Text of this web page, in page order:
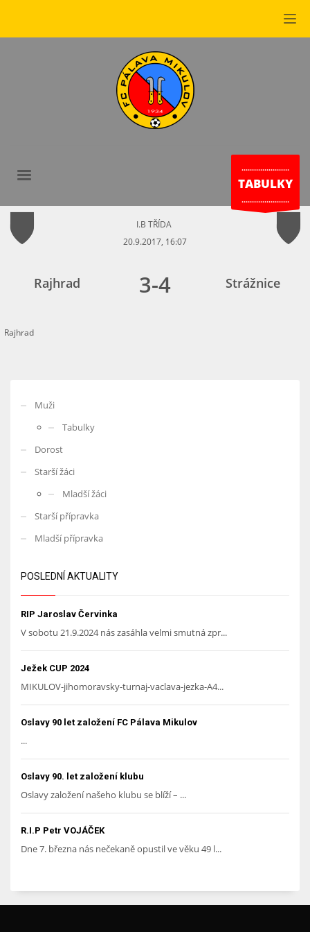
.......................
TABULKY
.......................
I.B TŘÍDA
20.9.2017, 16:07
Rajhrad 3-4 Strážnice
Rajhrad
Muži
Tabulky
Dorost
Starší žáci
Mladší žáci
Starší přípravka
Mladší přípravka
POSLEDNÍ AKTUALITY
RIP Jaroslav Červinka
V sobotu 21.9.2024 nás zasáhla velmi smutná zpr...
Ježek CUP 2024
MIKULOV-jihomoravsky-turnaj-vaclava-jezka-A4...
Oslavy 90 let založení FC Pálava Mikulov
...
Oslavy 90. let založení klubu
Oslavy založení našeho klubu se blíží – ...
R.I.P Petr VOJÁČEK
Dne 7. března nás nečekaně opustil ve věku 49 l...